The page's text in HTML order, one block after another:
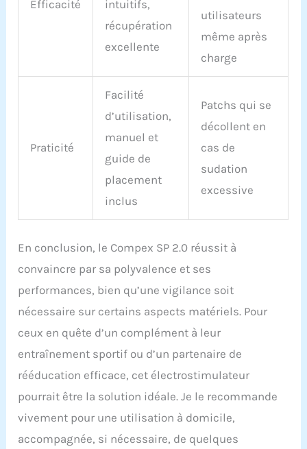
Efficacité
intuitifs,
récupération
excellente
utilisateurs
même après
charge
Praticité
Facilité
d’utilisation,
manuel et
guide de
placement
inclus
Patchs qui se
décollent en
cas de
sudation
excessive
En conclusion, le Compex SP 2.0 réussit à
convaincre par sa polyvalence et ses
performances, bien qu’une vigilance soit
nécessaire sur certains aspects matériels. Pour
ceux en quête d’un complément à leur
entraînement sportif ou d’un partenaire de
rééducation efficace, cet électrostimulateur
pourrait être la solution idéale. Je le recommande
vivement pour une utilisation à domicile,
accompagnée, si nécessaire, de quelques